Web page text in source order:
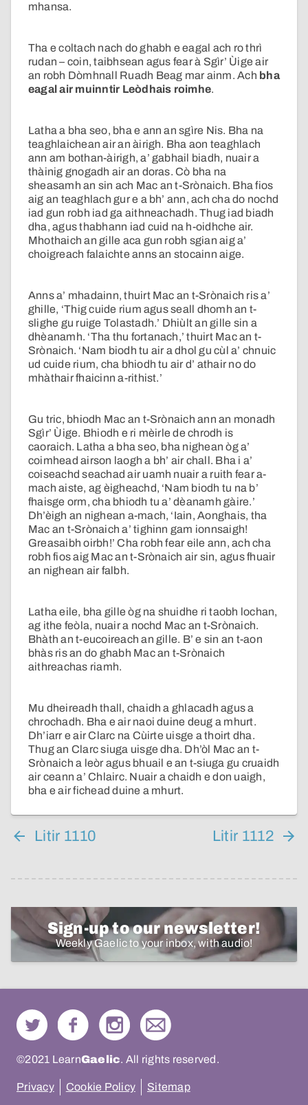
mhansa.
Tha e coltach nach do ghabh e eagal ach ro thrì
rudan – coin, taibhsean agus fear à Sgìr’ Ùige air
an robh Dòmhnall Ruadh Beag mar ainm. Ach bha
eagal air muinntir Leòdhais roimhe.
Latha a bha seo, bha e ann an sgìre Nis. Bha na
teaghlaichean air an àirigh. Bha aon teaghlach
ann am bothan-àirigh, a’ gabhail biadh, nuair a
thàinig gnogadh air an doras. Cò bha na
sheasamh an sin ach Mac an t-Srònaich. Bha fios
aig an teaghlach gur e a bh’ ann, ach cha do nochd
iad gun robh iad ga aithneachadh. Thug iad biadh
dha, agus thabhann iad cuid na h-oidhche air.
Mhothaich an gille aca gun robh sgian aig a’
choigreach falaichte anns an stocainn aige.
Anns a’ mhadainn, thuirt Mac an t-Srònaich ris a’
ghille, ‘Thig cuide rium agus seall dhomh an t-
slighe gu ruige Tolastadh.’ Dhiùlt an gille sin a
dhèanamh. ‘Tha thu fortanach,’ thuirt Mac an t-
Srònaich. ‘Nam biodh tu air a dhol gu cùl a’ chnuic
ud cuide rium, cha bhiodh tu air d’ athair no do
mhàthair fhaicinn a-rithist.’
Gu tric, bhiodh Mac an t-Srònaich ann an monadh
Sgìr’ Ùige. Bhiodh e ri mèirle de chrodh is
caoraich. Latha a bha seo, bha nighean òg a’
coimhead airson laogh a bh’ air chall. Bha i a’
coiseachd seachad air uamh nuair a ruith fear a-
mach aiste, ag èigheachd, ‘Nam biodh tu na b’
fhaisge orm, cha bhiodh tu a’ dèanamh gàire.’
Dh’èigh an nighean a-mach, ‘Iain, Aonghais, tha
Mac an t-Srònaich a’ tighinn gam ionnsaigh!
Greasaibh oirbh!’ Cha robh fear eile ann, ach cha
robh fios aig Mac an t-Srònaich air sin, agus fhuair
an nighean air falbh.
Latha eile, bha gille òg na shuidhe ri taobh lochan,
ag ithe feòla, nuair a nochd Mac an t-Srònaich.
Bhàth an t-eucoireach an gille. B’ e sin an t-aon
bhàs ris an do ghabh Mac an t-Srònaich
aithreachas riamh.
Mu dheireadh thall, chaidh a ghlacadh agus a
chrochadh. Bha e air naoi duine deug a mhurt.
Dh’iarr e air Clarc na Cùirte uisge a thoirt dha.
Thug an Clarc siuga uisge dha. Dh’òl Mac an t-
Srònaich a leòr agus bhuail e an t-siuga gu cruaidh
air ceann a’ Chlairc. Nuair a chaidh e don uaigh,
bha e air fichead duine a mhurt.
Litir 1110 Litir 1112
Sign-up to our newsletter!
Weekly Gaelic to your inbox, with audio!
©2021 LearnGaelic. All rights reserved.
Privacy Cookie Policy Sitemap